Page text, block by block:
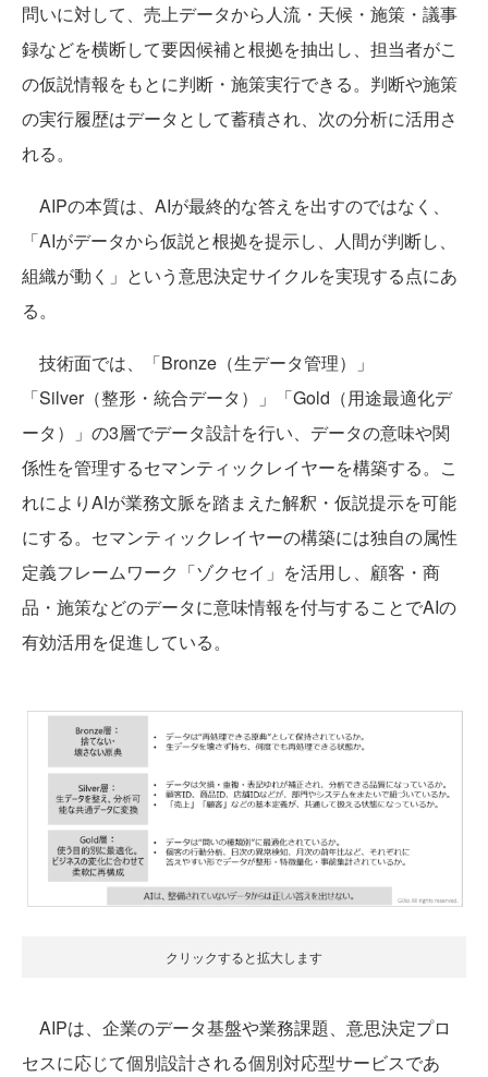
問いに対して、売上データから人流・天候・施策・議事
録などを横断して要因候補と根拠を抽出し、担当者がこ
の仮説情報をもとに判断・施策実行できる。判断や施策
の実行履歴はデータとして蓄積され、次の分析に活用さ
れる。
AIPの本質は、AIが最終的な答えを出すのではなく、
「AIがデータから仮説と根拠を提示し、人間が判断し、
組織が動く」という意思決定サイクルを実現する点にあ
る。
技術面では、「Bronze（生データ管理）」
「Silver（整形・統合データ）」「Gold（用途最適化デ
ータ）」の3層でデータ設計を行い、データの意味や関
係性を管理するセマンティックレイヤーを構築する。こ
れによりAIが業務文脈を踏まえた解釈・仮説提示を可能
にする。セマンティックレイヤーの構築には独自の属性
定義フレームワーク「ゾクセイ」を活用し、顧客・商
品・施策などのデータに意味情報を付与することでAIの
有効活用を促進している。
クリックすると拡大します
AIPは、企業のデータ基盤や業務課題、意思決定プロ
セスに応じて個別設計される個別対応型サービスであ